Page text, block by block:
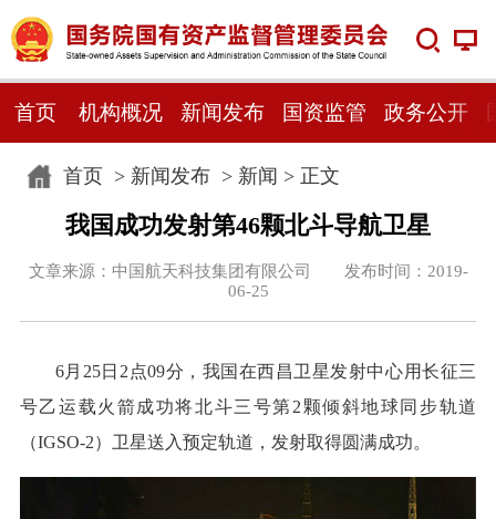
首页 机构概况 新闻发布 国资监管 政务公开
首页> 新闻发布> 新闻 > 正文
我国成功发射第46颗北斗导航卫星
文章来源：中国航天科技集团有限公司 发布时间：2019-
06-25
6月25日2点09分，我国在西昌卫星发射中心用长征三
号乙运载火箭成功将北斗三号第2颗倾斜地球同步轨道
（IGSO-2）卫星送入预定轨道，发射取得圆满成功。